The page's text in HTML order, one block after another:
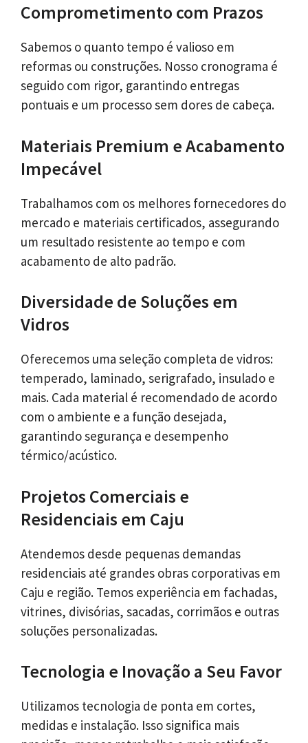
Comprometimento com Prazos
Sabemos o quanto tempo é valioso em
reformas ou construções. Nosso cronograma é
seguido com rigor, garantindo entregas
pontuais e um processo sem dores de cabeça.
Materiais Premium e Acabamento
Impecável
Trabalhamos com os melhores fornecedores do
mercado e materiais certificados, assegurando
um resultado resistente ao tempo e com
acabamento de alto padrão.
Diversidade de Soluções em
Vidros
Oferecemos uma seleção completa de vidros:
temperado, laminado, serigrafado, insulado e
mais. Cada material é recomendado de acordo
com o ambiente e a função desejada,
garantindo segurança e desempenho
térmico/acústico.
Projetos Comerciais e
Residenciais em Caju
Atendemos desde pequenas demandas
residenciais até grandes obras corporativas em
Caju e região. Temos experiência em fachadas,
vitrines, divisórias, sacadas, corrimãos e outras
soluções personalizadas.
Tecnologia e Inovação a Seu Favor
Utilizamos tecnologia de ponta em cortes,
medidas e instalação. Isso significa mais